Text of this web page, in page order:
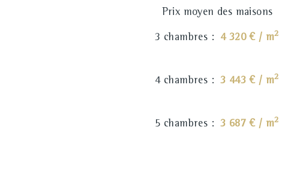
Prix moyen des maisons
3 chambres : 4 320 € / m2
4 chambres : 3 443 € / m2
5 chambres : 3 687 € / m2